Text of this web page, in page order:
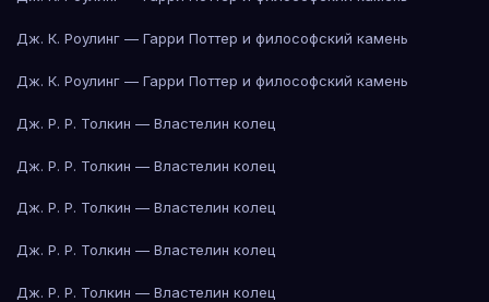
Дж. К. Роулинг — Гарри Поттер и философский камень
Дж. К. Роулинг — Гарри Поттер и философский камень
Дж. Р. Р. Толкин — Властелин колец
Дж. Р. Р. Толкин — Властелин колец
Дж. Р. Р. Толкин — Властелин колец
Дж. Р. Р. Толкин — Властелин колец
Дж. Р. Р. Толкин — Властелин колец